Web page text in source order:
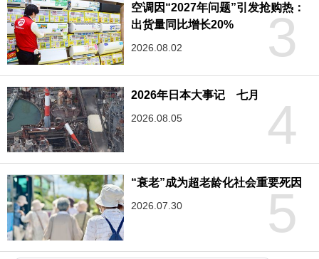
3
空调因“2027年问题”引发抢购热：
出货量同比增长20%
2026.08.02
4
2026年日本大事记 七月
2026.08.05
5
“衰老”成为超老龄化社会重要死因
2026.07.30